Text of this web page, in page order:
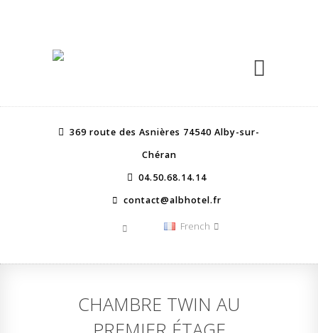
369 route des Asnières 74540 Alby-sur-
Chéran
04.50.68.14.14
contact@albhotel.fr
French
CHAMBRE TWIN AU